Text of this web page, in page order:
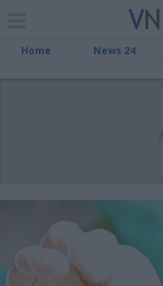
Home News 24